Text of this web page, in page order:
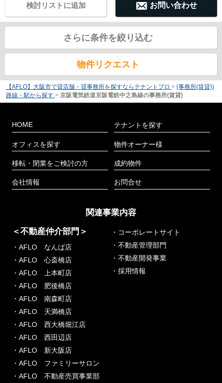
お問い合わせ
検討リストに追加
さらに条件を絞り込む
物件リクエスト
【AFLO】大阪市で貸店舗・貸事務所を探すならテナントプロ > (事務所(賃貸))
路線・駅から探す > 京阪電気鉄道京阪電鉄中之島線の事務所(賃貸)
HOME
オフィスを探す
移転・閉業をご検討の方
会社情報
テナントを探す
物件オーナー様
成約物件
お問合せ
関連事業内容
＜不動産仲介部門＞
・AFLO なんば店
・AFLO 心斎橋店
・AFLO 上本町店
・AFLO 肥後橋店
・AFLO 南森町店
・AFLO 天満橋店
・AFLO 西大橋堀江店
・AFLO 西田辺店
・AFLO 新大阪店
・AFLO ファミリーサロン
・AFLO 不動産売買事業部
・コーポレートサイト
・不動産管理部門
・不動産開発事業
・採用情報